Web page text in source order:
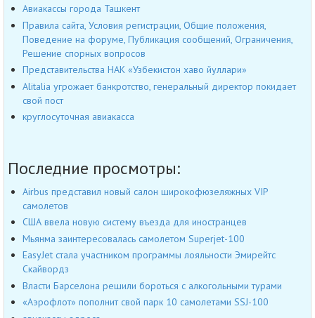
Авиакассы города Ташкент
Правила сайта, Условия регистрации, Общие положения,
Поведение на форуме, Публикация сообщений, Ограничения,
Решение спорных вопросов
Представительства НАК «Узбекистон хаво йуллари»
Alitalia угрожает банкротство, генеральный директор покидает
свой пост
круглосуточная авиакасса
Последние просмотры:
Airbus представил новый салон широкофюзеляжных VIP
самолетов
США ввела новую систему въезда для иностранцев
Мьянма заинтересовалась самолетом Superjet-100
EasyJet стала участником программы лояльности Эмирейтс
Скайвордз
Власти Барселона решили бороться с алкогольными турами
«Аэрофлот» пополнит свой парк 10 самолетами SSJ-100